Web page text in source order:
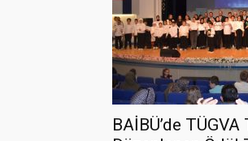
BAİBÜ’de TÜGVA